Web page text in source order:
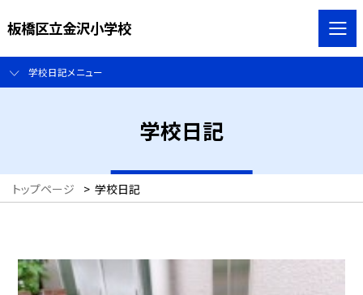
板橋区立金沢小学校
学校日記メニュー
学校日記
トップページ > 学校日記